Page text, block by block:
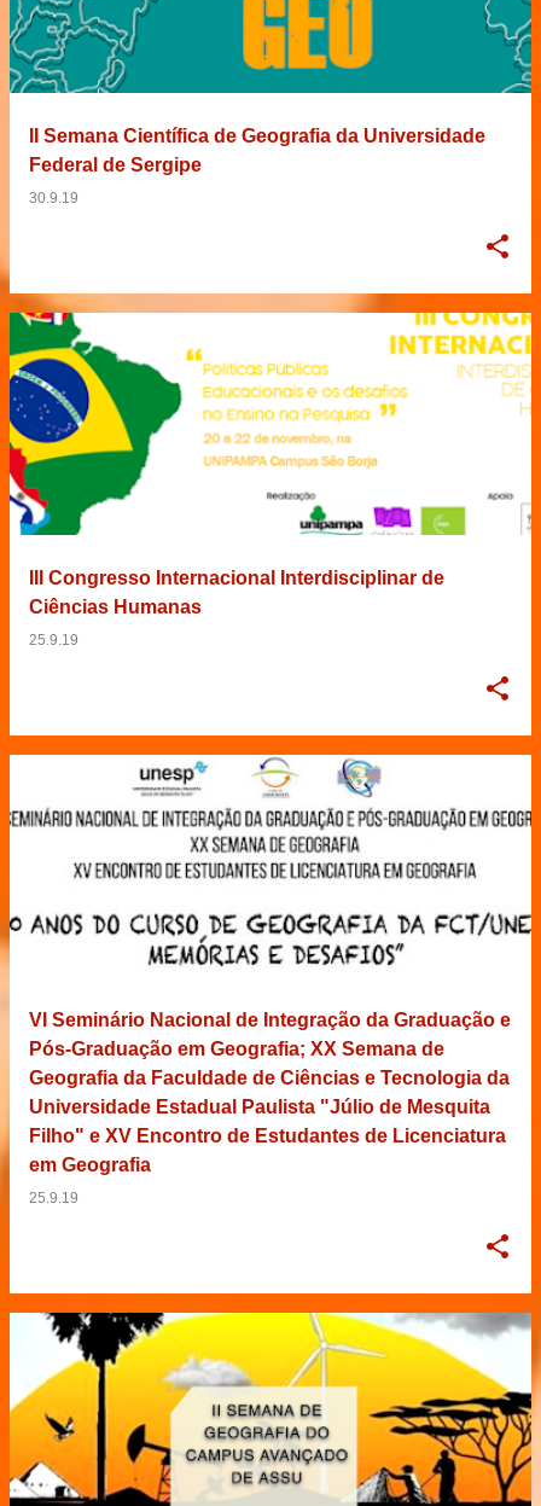
II Semana Científica de Geografia da Universidade
Federal de Sergipe
30.9.19
III Congresso Internacional Interdisciplinar de
Ciências Humanas
25.9.19
VI Seminário Nacional de Integração da Graduação e
Pós-Graduação em Geografia; XX Semana de
Geografia da Faculdade de Ciências e Tecnologia da
Universidade Estadual Paulista "Júlio de Mesquita
Filho" e XV Encontro de Estudantes de Licenciatura
em Geografia
25.9.19